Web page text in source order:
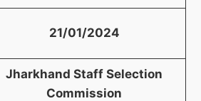
21/01/2024
Jharkhand Staff Selection
Commission